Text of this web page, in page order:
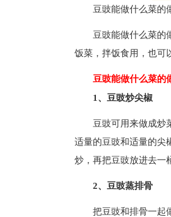
豆豉能做什么菜的
豆豉能做什么菜的
饭菜，拌饭食用，也可
豆豉能做什么菜的
1、豆豉炒尖椒
豆豉可用来做成炒
适量的豆豉和适量的尖
炒，再把豆豉放进去一
2、豆豉蒸排骨
把豆豉和排骨一起